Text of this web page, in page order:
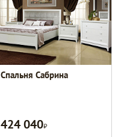
Спальня Сабрина
424 040Р